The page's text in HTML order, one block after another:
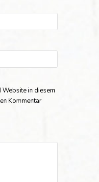
in diesem
Kommentar